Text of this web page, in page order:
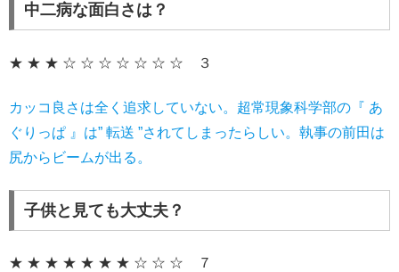
中二病な面白さは？
★ ★ ★ ☆ ☆ ☆ ☆ ☆ ☆ ☆ ３
カッコ良さは全く追求していない。超常現象科学部の『 あ
ぐりっぱ 』は” 転送 ”されてしまったらしい。執事の前田は
尻からビームが出る。
子供と見ても大丈夫？
★ ★ ★ ★ ★ ★ ★ ☆ ☆ ☆ ７